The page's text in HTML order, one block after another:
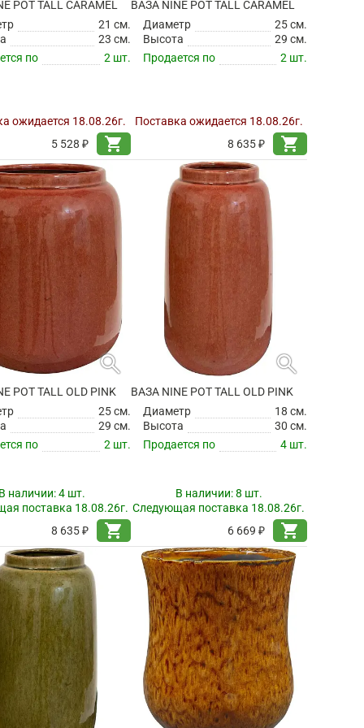
POT TALL CARAMEL
21 см.
23 см.
по
2 шт.
ожидается 18.08.26г.
5 528 ₽
shopping_cart
ВАЗА NINE POT TALL CARAMEL
Диаметр
25 см.
Высота
29 см.
Продается по
2 шт.
Поставка ожидается 18.08.26г.
8 635 ₽
shopping_cart
search
POT TALL OLD PINK
25 см.
29 см.
по
2 шт.
наличии:4 шт.
поставка 18.08.26г.
8 635 ₽
shopping_cart
search
ВАЗА NINE POT TALL OLD PINK
Диаметр
18 см.
Высота
30 см.
Продается по
4 шт.
В наличии:8 шт.
Следующая поставка 18.08.26г.
6 669 ₽
shopping_cart